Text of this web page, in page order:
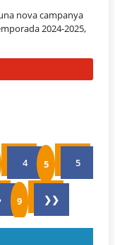
nova campanya
2024-2025,
4 5
❯❯